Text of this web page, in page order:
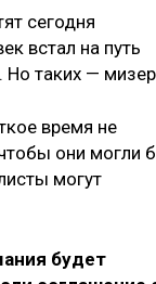
сегодня
встал на путь
Но таких —
время не
они могли
могут
будет